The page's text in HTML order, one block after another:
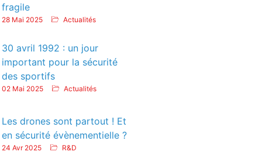
fragile
28 Mai 2025 Actualités
30 avril 1992 : un jour
important pour la sécurité
des sportifs
02 Mai 2025 Actualités
Les drones sont partout ! Et
en sécurité évènementielle ?
24 Avr 2025 R&D